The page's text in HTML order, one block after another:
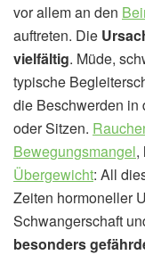
vor allem an den
auftreten. Die
vielfältig. Müde,
typische
die Beschwerden in
oder Sitzen.
Bewegungsmangel,
Übergewicht: All
Zeiten hormoneller
Schwangerschaft
besonders